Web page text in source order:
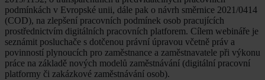
podmínkách v Evropské unii, dále pak o návrh směrnice 2021/0414
(COD), na zlepšení pracovních podmínek osob pracujících
prostřednictvím digitálních pracovních platforem. Cílem webináře je
seznámit posluchače s dotčenou právní úpravou včetně práv a
povinností plynoucích pro zaměstnance a zaměstnavatele při výkonu
práce na základě nových modelů zaměstnávání (digitální pracovní
platformy či zakázkové zaměstnávání osob).